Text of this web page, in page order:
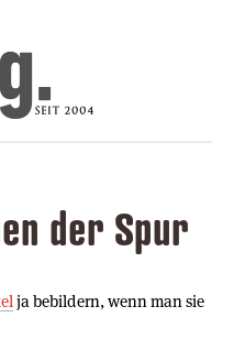
der Spur
ja bebildern, wenn man sie